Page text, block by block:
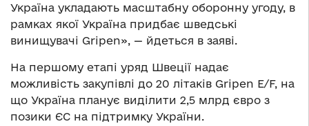
Україна укладають масштабну оборонну угоду, в
рамках якої Україна придбає шведські
винищувачі Gripen», — йдеться в заяві.
На першому етапі уряд Швеції надає
можливість закупівлі до 20 літаків Gripen E/F, на
що Україна планує виділити 2,5 млрд євро з
позики ЄС на підтримку України.